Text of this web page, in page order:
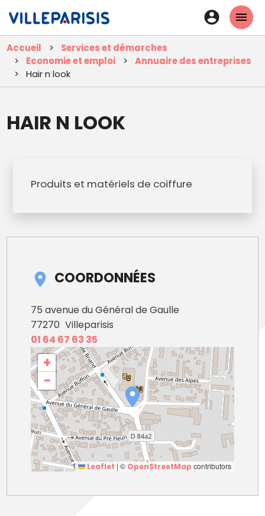
contenu
principal
En-
tête
-
Accueil
Services et démarches
Economie et emploi
Annuaire des entreprises
Hair n look
HAIR N LOOK
Produits et matériels de coiffure
COORDONNÉES
75 avenue du Général de Gaulle
77270 Villeparisis
01 64 67 63 35
+
−
Leaflet | © OpenStreetMap contributors